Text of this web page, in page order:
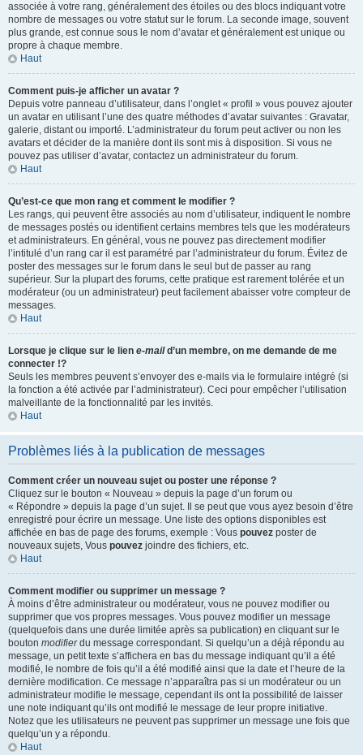
associée à votre rang, généralement des étoiles ou des blocs indiquant votre
nombre de messages ou votre statut sur le forum. La seconde image, souvent
plus grande, est connue sous le nom d’avatar et généralement est unique ou
propre à chaque membre.
Haut
Comment puis-je afficher un avatar ?
Depuis votre panneau d’utilisateur, dans l’onglet « profil » vous pouvez ajouter
un avatar en utilisant l’une des quatre méthodes d’avatar suivantes : Gravatar,
galerie, distant ou importé. L’administrateur du forum peut activer ou non les
avatars et décider de la manière dont ils sont mis à disposition. Si vous ne
pouvez pas utiliser d’avatar, contactez un administrateur du forum.
Haut
Qu’est-ce que mon rang et comment le modifier ?
Les rangs, qui peuvent être associés au nom d’utilisateur, indiquent le nombre
de messages postés ou identifient certains membres tels que les modérateurs
et administrateurs. En général, vous ne pouvez pas directement modifier
l’intitulé d’un rang car il est paramétré par l’administrateur du forum. Évitez de
poster des messages sur le forum dans le seul but de passer au rang
supérieur. Sur la plupart des forums, cette pratique est rarement tolérée et un
modérateur (ou un administrateur) peut facilement abaisser votre compteur de
messages.
Haut
Lorsque je clique sur le lien e-maild’un membre, on me demande de me
connecter !?
Seuls les membres peuvent s’envoyer des e-mails via le formulaire intégré (si
la fonction a été activée par l’administrateur). Ceci pour empêcher l’utilisation
malveillante de la fonctionnalité par les invités.
Haut
Problèmes liés à la publication de messages
Comment créer un nouveau sujet ou poster une réponse ?
Cliquez sur le bouton « Nouveau » depuis la page d’un forum ou
« Répondre » depuis la page d’un sujet. Il se peut que vous ayez besoin d’être
enregistré pour écrire un message. Une liste des options disponibles est
affichée en bas de page des forums, exemple : Vous pouvez poster de
nouveaux sujets, Vous pouvez joindre des fichiers, etc.
Haut
Comment modifier ou supprimer un message ?
À moins d’être administrateur ou modérateur, vous ne pouvez modifier ou
supprimer que vos propres messages. Vous pouvez modifier un message
(quelquefois dans une durée limitée après sa publication) en cliquant sur le
bouton modifierdu message correspondant. Si quelqu’un a déjà répondu au
message, un petit texte s’affichera en bas du message indiquant qu’il a été
modifié, le nombre de fois qu’il a été modifié ainsi que la date et l’heure de la
dernière modification. Ce message n’apparaîtra pas si un modérateur ou un
administrateur modifie le message, cependant ils ont la possibilité de laisser
une note indiquant qu’ils ont modifié le message de leur propre initiative.
Notez que les utilisateurs ne peuvent pas supprimer un message une fois que
quelqu’un y a répondu.
Haut